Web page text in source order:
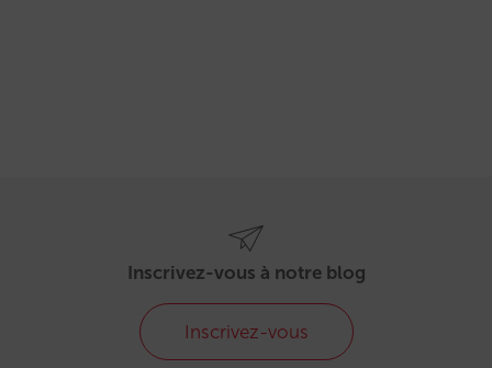
Inscrivez-vous à notre blog
Inscrivez-vous